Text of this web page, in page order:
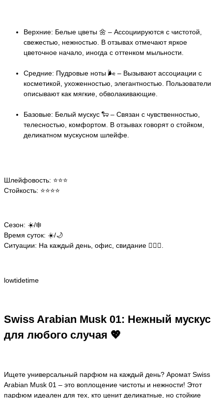
Верхние: Белые цветы 🌼 – Ассоциируются с чистотой,
свежестью, нежностью. В отзывах отмечают яркое
цветочное начало, иногда с оттенком мыльности.
Средние: Пудровые ноты 🌬️ – Вызывают ассоциации с
косметикой, ухоженностью, элегантностью. Пользователи
описывают как мягкие, обволакивающие.
Базовые: Белый мускус 🐑 – Связан с чувственностью,
телесностью, комфортом. В отзывах говорят о стойком,
деликатном мускусном шлейфе.
Шлейфовость: ⭐️⭐️⭐️
Стойкость: ⭐️⭐️⭐️⭐️
Сезон: ☀️/❄️
Время суток: ☀️/🌙
Ситуации: На каждый день, офис, свидание 👩‍❤️‍👨.
lowtidetime
Swiss Arabian Musk 01: Нежный мускус
для любого случая 💖
Ищете универсальный парфюм на каждый день? Аромат Swiss
Arabian Musk 01 – это воплощение чистоты и нежности! Этот
парфюм идеален для тех, кто ценит деликатные, но стойкие